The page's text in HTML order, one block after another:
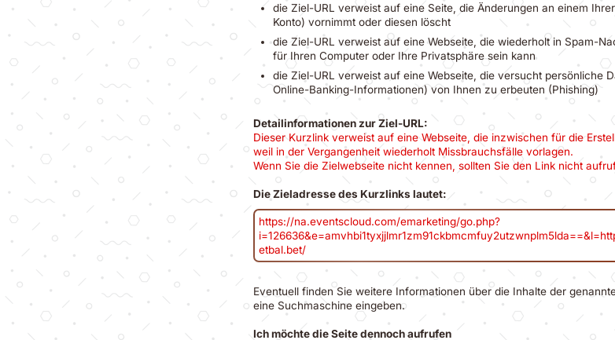
die Ziel-URL verweist auf eine Seite, die Änderungen an einem
Konto) vornimmt oder diesen löscht
die Ziel-URL verweist auf eine Webseite, die wiederholt in Spam-
für Ihren Computer oder Ihre Privatsphäre sein kann
die Ziel-URL verweist auf eine Webseite, die versucht persönliche
Online-Banking-Informationen) von Ihnen zu erbeuten (Phishing)
Detailinformationen zur Ziel-URL:
Dieser Kurzlink verweist auf eine Webseite, die inzwischen für die
weil in der Vergangenheit wiederholt Missbrauchsfälle vorlagen.
Wenn Sie die Zielwebseite nicht kennen, sollten Sie den Link nicht
Die Zieladresse des Kurzlinks lautet:
https://na.eventscloud.com/emarketing/go.php?
etbal.bet/
Eventuell finden Sie weitere Informationen über die Inhalte der
eine Suchmaschine eingeben.
Ich möchte die Seite dennoch aufrufen